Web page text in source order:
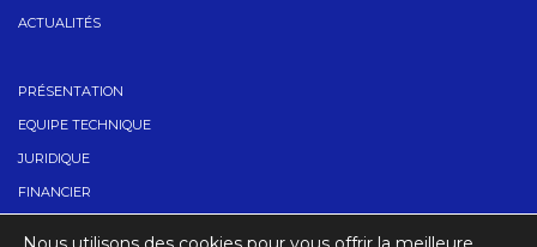
ACTUALITÉS
PRÉSENTATION
EQUIPE TECHNIQUE
JURIDIQUE
FINANCIER